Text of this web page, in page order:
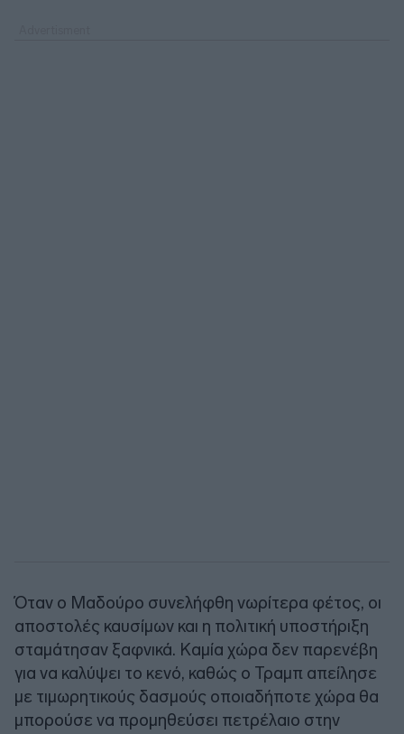
Όταν ο Μαδούρο συνελήφθη νωρίτερα φέτος, οι
αποστολές καυσίμων και η πολιτική υποστήριξη
σταμάτησαν ξαφνικά. Καμία χώρα δεν παρενέβη
για να καλύψει το κενό, καθώς ο Τραμπ απείλησε
με τιμωρητικούς δασμούς οποιαδήποτε χώρα θα
μπορούσε να προμηθεύσει πετρέλαιο στην